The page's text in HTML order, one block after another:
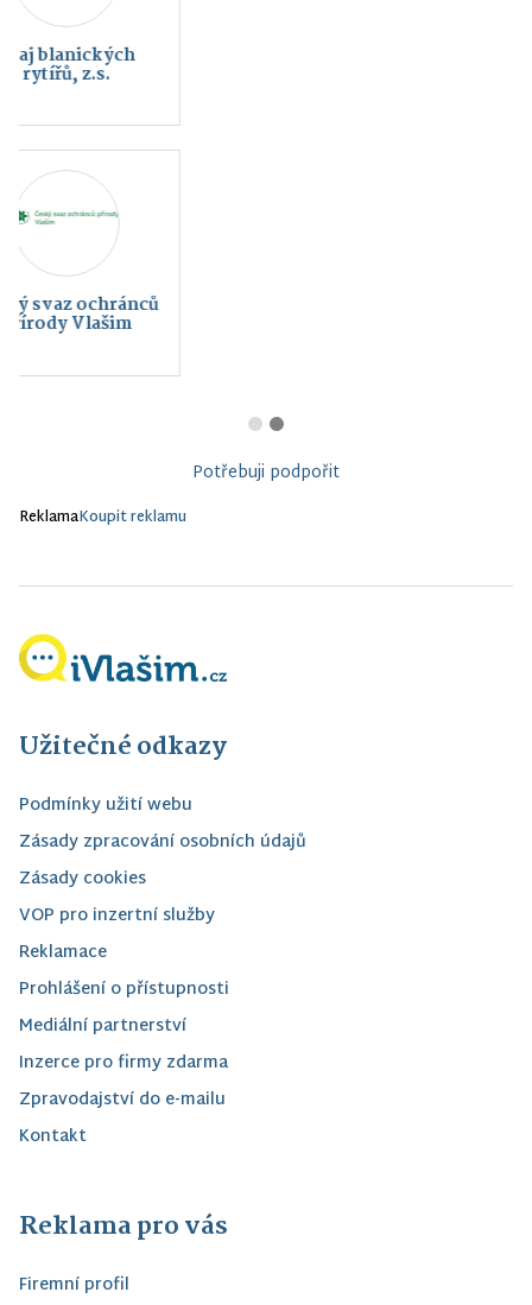
HC Rytíři Vlašim
Potřebuji podpořit
ReklamaKoupit reklamu
Užitečné odkazy
Podmínky užití webu
Zásady zpracování osobních údajů
Zásady cookies
VOP pro inzertní služby
Reklamace
Prohlášení o přístupnosti
Mediální partnerství
Inzerce pro firmy zdarma
Zpravodajství do e-mailu
Kontakt
Reklama pro vás
Firemní profil